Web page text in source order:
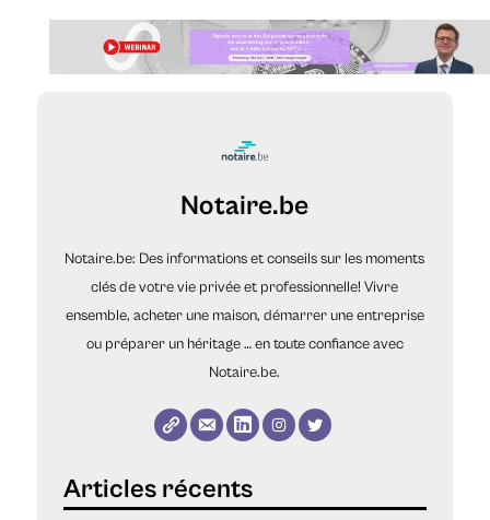
Notaire.be
Notaire.be: Des informations et conseils sur les moments
clés de votre vie privée et professionnelle! Vivre
ensemble, acheter une maison, démarrer une entreprise
ou préparer un héritage … en toute confiance avec
Notaire.be.